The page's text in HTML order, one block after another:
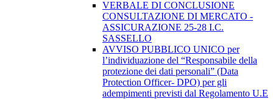
VERBALE DI CONCLUSIONE
CONSULTAZIONE DI MERCATO -
ASSICURAZIONE 25-28 I.C.
SASSELLO
AVVISO PUBBLICO UNICO per
l’individuazione del “Responsabile della
protezione dei dati personali” (Data
Protection Officer- DPO) per gli
adempimenti previsti dal Regolamento U.E